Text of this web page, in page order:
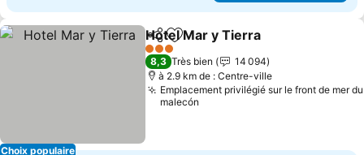
Choix populaire
PartagerAjouter à mes favoris
Hotel Mar y Tierra
3 Étoiles
8,3 Très bien
14 094
à 2.9 km de : Centre-ville
Emplacement privilégié sur le front de mer du
malecón